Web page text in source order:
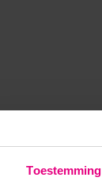
Toestemming